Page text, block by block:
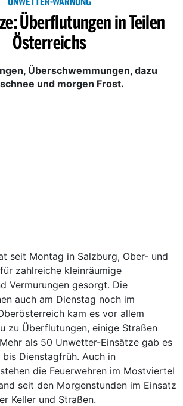
UNWETTER-WARNUNG
Überflutungen in Teilen
Österreichs
Überschwemmungen, dazu
und morgen Frost.
seit Montag in Salzburg, Ober- und
zahlreiche kleinräumige
Vermurungen gesorgt. Die
auch am Dienstag noch im
kam es vor allem
zu Überflutungen, einige Straßen
als 50 Unwetter-Einsätze gab es
Dienstagfrüh. Auch in
die Feuerwehren im Mostviertel
seit den Morgenstunden im Einsatz
Keller und Straßen.